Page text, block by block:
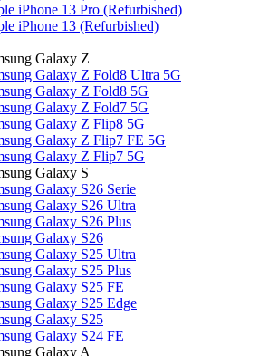
iPhone 13 Pro (Refurbished)
iPhone 13 (Refurbished)
Galaxy Z
Galaxy Z Fold8 Ultra 5G
Galaxy Z Fold8 5G
Galaxy Z Fold7 5G
Galaxy Z Flip8 5G
Galaxy Z Flip7 FE 5G
Galaxy Z Flip7 5G
Galaxy S
Galaxy S26 Serie
Galaxy S26 Ultra
Galaxy S26 Plus
Galaxy S26
Galaxy S25 Ultra
Galaxy S25 Plus
Galaxy S25 FE
Galaxy S25 Edge
Galaxy S25
Galaxy S24 FE
Galaxy A